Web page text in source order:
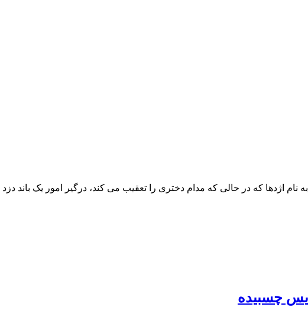
اژدها که در حالی که مدام دختری را تعقیب می کند، درگیر امور یک باند